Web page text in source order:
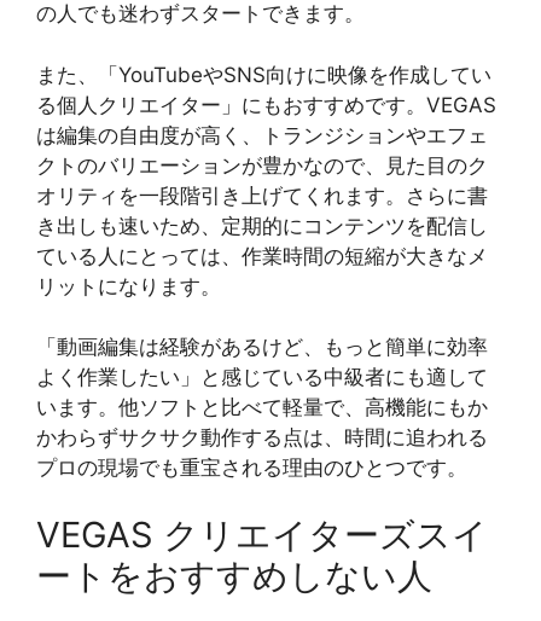
の人でも迷わずスタートできます。
また、「YouTubeやSNS向けに映像を作成してい
る個人クリエイター」にもおすすめです。VEGAS
は編集の自由度が高く、トランジションやエフェ
クトのバリエーションが豊かなので、見た目のク
オリティを一段階引き上げてくれます。さらに書
き出しも速いため、定期的にコンテンツを配信し
ている人にとっては、作業時間の短縮が大きなメ
リットになります。
「動画編集は経験があるけど、もっと簡単に効率
よく作業したい」と感じている中級者にも適して
います。他ソフトと比べて軽量で、高機能にもか
かわらずサクサク動作する点は、時間に追われる
プロの現場でも重宝される理由のひとつです。
VEGAS クリエイターズスイ
ートをおすすめしない人